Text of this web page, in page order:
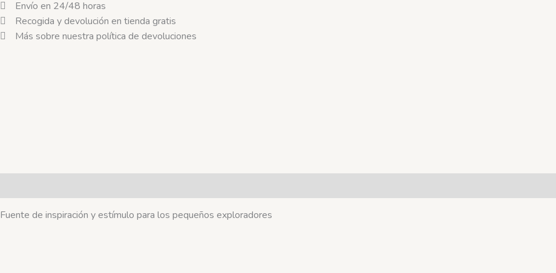
tela
ALICE
Envío en 24/48 horas
Recogida y devolución en tienda gratis
Más sobre nuestra política de devoluciones
Fuente de inspiración y estímulo para los pequeños exploradores